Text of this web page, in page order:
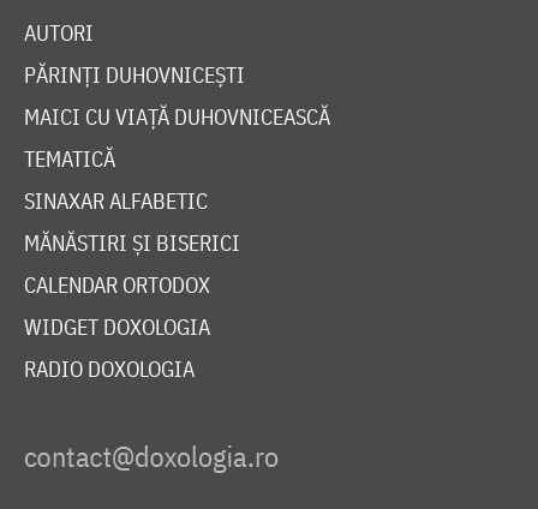
AUTORI
PĂRINȚI DUHOVNICEȘTI
MAICI CU VIAȚĂ DUHOVNICEASCĂ
TEMATICĂ
SINAXAR ALFABETIC
MĂNĂSTIRI ȘI BISERICI
CALENDAR ORTODOX
WIDGET DOXOLOGIA
RADIO DOXOLOGIA